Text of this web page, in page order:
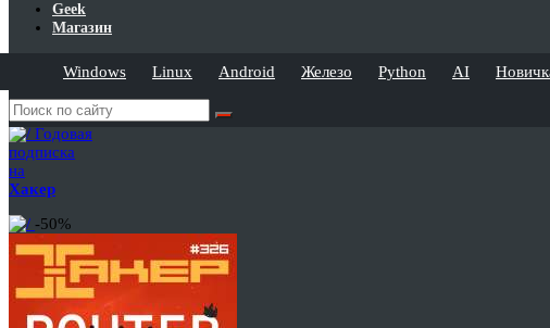
Geek
Магазин
Windows Linux Android Железо Python AI
Годовая
подписка
на
Хакер
-50%